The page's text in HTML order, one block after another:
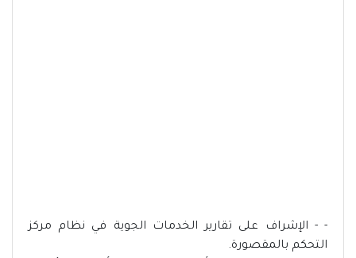
- - الإشراف على تقارير الخدمات الجوية في نظام مركز
التحكم بالمقصورة.